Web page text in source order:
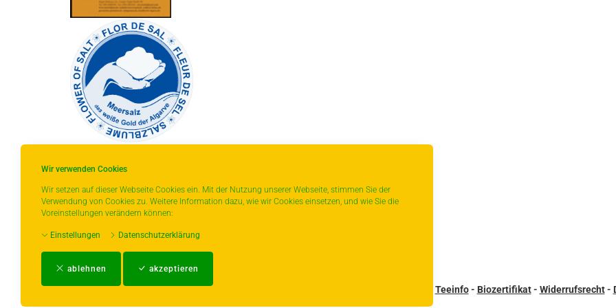
Wir verwenden Cookies
Wir setzen auf dieser Webseite Cookies ein. Mit der Nutzung unserer Webseite, stimmen Sie der
Verwendung von Cookies zu. Weitere Information dazu, wie wir Cookies einsetzen, und wie Sie die
Voreinstellungen verändern können:
Einstellungen Datenschutzerklärung
ablehnen akzeptieren
* gilt für Lieferungen innerhalb Deutschlands,
bitte der Schaltfläche mit den
Impressum-AGB Teeinfo- Biozertifikat- Widerrufsrecht-